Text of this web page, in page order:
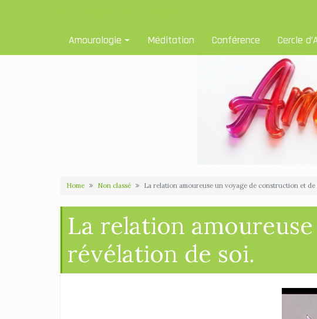
Amourologie Méditation Conférence Cercle
Home Non classé La relation amoureuse un voyage de construction et
La relation
révélation de soi.